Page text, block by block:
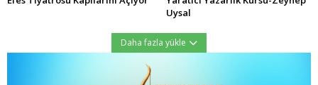
Uysal
Daha fazla yükle